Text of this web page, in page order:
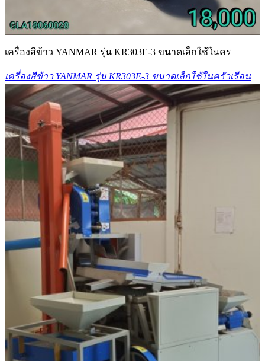
เครื่องสีข้าว YANMAR รุ่น KR303E-3 ขนาดเล็กใช้ในคร
เครื่องสีข้าว YANMAR รุ่น KR303E-3 ขนาดเล็กใช้ในครัวเรือน